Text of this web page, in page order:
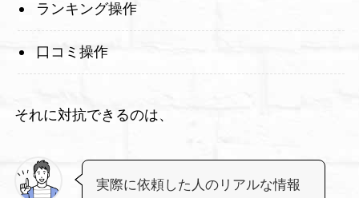
ランキング操作
口コミ操作
それに対抗できるのは、
実際に依頼した人のリアルな情報